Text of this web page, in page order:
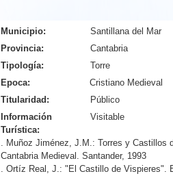
Municipio:
Santillana del Mar
Provincia:
Cantabria
Tipología:
Torre
Epoca:
Cristiano Medieval
Titularidad:
Público
Información
Turística:
Visitable
. Muñoz Jiménez, J.M.: Torres y Castillos
Cantabria Medieval. Santander, 1993
. Ortíz Real, J.: "El Castillo de Vispieres".